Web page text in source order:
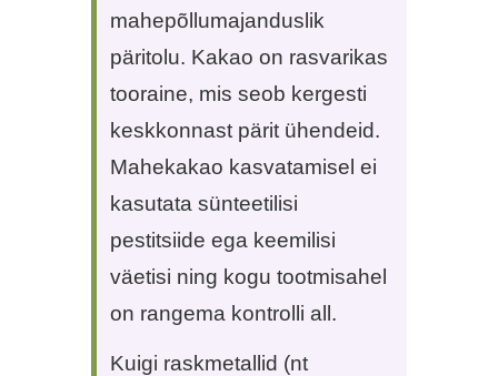
mahepõllumajanduslik
päritolu. Kakao on rasvarikas
tooraine, mis seob kergesti
keskkonnast pärit ühendeid.
Mahekakao kasvatamisel ei
kasutata sünteetilisi
pestitsiide ega keemilisi
väetisi ning kogu tootmisahel
on rangema kontrolli all.
Kuigi raskmetallid (nt